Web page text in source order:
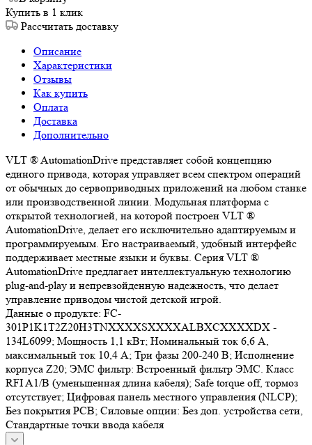
Купить в 1 клик
Рассчитать доставку
Описание
Характеристики
Отзывы
Как купить
Оплата
Доставка
Дополнительно
VLT ® AutomationDrive представляет собой концепцию
единого привода, которая управляет всем спектром операций
от обычных до сервоприводных приложений на любом станке
или производственной линии. Модульная платформа с
открытой технологией, на которой построен VLT ®
AutomationDrive, делает его исключительно адаптируемым и
программируемым. Его настраиваемый, удобный интерфейс
поддерживает местные языки и буквы. Серия VLT ®
AutomationDrive предлагает интеллектуальную технологию
plug-and-play и непревзойденную надежность, что делает
управление приводом чистой детской игрой.
Данные о продукте: FC-
301P1K1T2Z20H3TNXXXXSXXXXALBXCXXXXDX -
134L6099; Мощность 1,1 кВт; Номинальный ток 6,6 А,
максимальный ток 10,4 А; Три фазы 200-240 В; Исполнение
корпуса Z20; ЭМС фильтр: Встроенный фильтр ЭМС. Класс
RFI A1/B (уменьшенная длина кабеля); Safe torque off, тормоз
отсутствует; Цифровая панель местного управления (NLCP);
Без покрытия РСВ; Силовые опции: Без доп. устройства сети,
Стандартные точки ввода кабеля